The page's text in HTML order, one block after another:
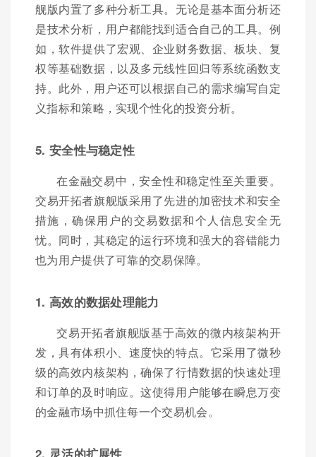
舰版内置了多种分析工具。无论是基本面分析还
是技术分析，用户都能找到适合自己的工具。例
如，软件提供了宏观、企业财务数据、板块、复
权等基础数据，以及多元线性回归等系统函数支
持。此外，用户还可以根据自己的需求编写自定
义指标和策略，实现个性化的投资分析。
5. 安全性与稳定性
在金融交易中，安全性和稳定性至关重要。
交易开拓者旗舰版采用了先进的加密技术和安全
措施，确保用户的交易数据和个人信息安全无
忧。同时，其稳定的运行环境和强大的容错能力
也为用户提供了可靠的交易保障。
1. 高效的数据处理能力
交易开拓者旗舰版基于高效的微内核架构开
发，具有体积小、速度快的特点。它采用了微秒
级的高效内核架构，确保了行情数据的快速处理
和订单的及时响应。这使得用户能够在瞬息万变
的金融市场中抓住每一个交易机会。